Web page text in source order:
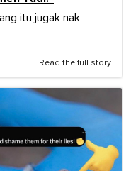
itu jugak nak
Read the full story